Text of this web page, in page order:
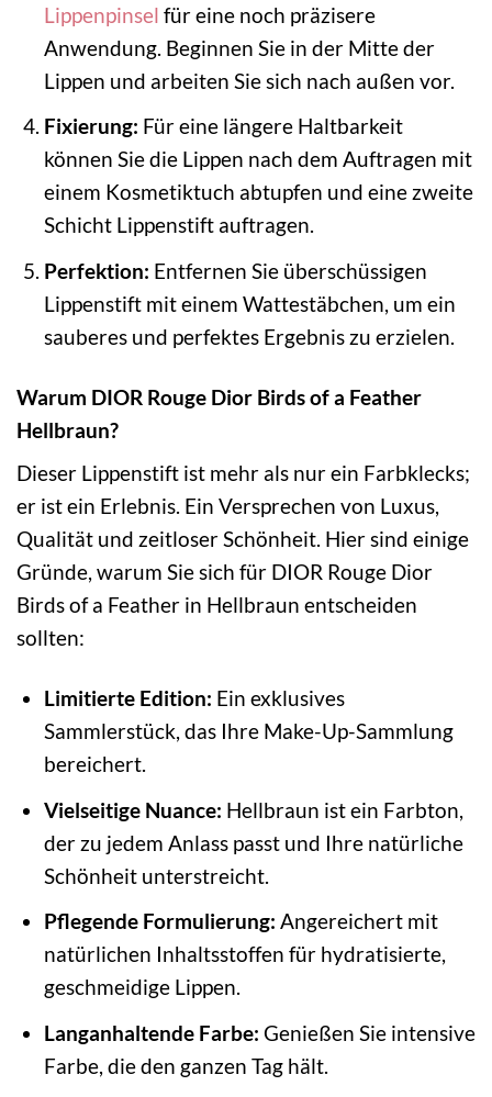
Lippenpinsel für eine noch präzisere
Anwendung. Beginnen Sie in der Mitte der
Lippen und arbeiten Sie sich nach außen vor.
Fixierung: Für eine längere Haltbarkeit
können Sie die Lippen nach dem Auftragen mit
einem Kosmetiktuch abtupfen und eine zweite
Schicht Lippenstift auftragen.
Perfektion: Entfernen Sie überschüssigen
Lippenstift mit einem Wattestäbchen, um ein
sauberes und perfektes Ergebnis zu erzielen.
Warum DIOR Rouge Dior Birds of a Feather
Hellbraun?
Dieser Lippenstift ist mehr als nur ein Farbklecks;
er ist ein Erlebnis. Ein Versprechen von Luxus,
Qualität und zeitloser Schönheit. Hier sind einige
Gründe, warum Sie sich für DIOR Rouge Dior
Birds of a Feather in Hellbraun entscheiden
sollten:
Limitierte Edition: Ein exklusives
Sammlerstück, das Ihre Make-Up-Sammlung
bereichert.
Vielseitige Nuance: Hellbraun ist ein Farbton,
der zu jedem Anlass passt und Ihre natürliche
Schönheit unterstreicht.
Pflegende Formulierung: Angereichert mit
natürlichen Inhaltsstoffen für hydratisierte,
geschmeidige Lippen.
Langanhaltende Farbe: Genießen Sie intensive
Farbe, die den ganzen Tag hält.